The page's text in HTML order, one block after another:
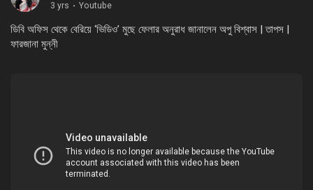
3 yrs · Youtube
ডিবি অফিস থেকে বেরিয়ে ‘ভিডিও’ মুছে ফেলার অনুরাধ জানালেন অপু বিশ্বাস | তাপস |
ফারজানা মুন্নী